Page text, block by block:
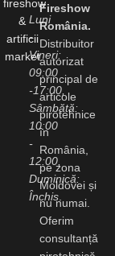
Luni
-
Vineri:
09:00
-17:00,
Sâmbătă:
10:00
-
12:00,
Duminică:
Închis
Fireshow
România.
Distribuitor
autorizat
principal de
articole
pirotehnice
în
România,
pe zona
Moldovei și
nu numai.
Oferim
consultanță